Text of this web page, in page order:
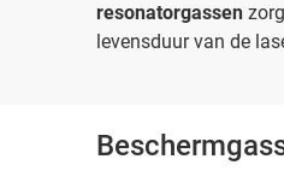
resonatorgassen
levensduur van de